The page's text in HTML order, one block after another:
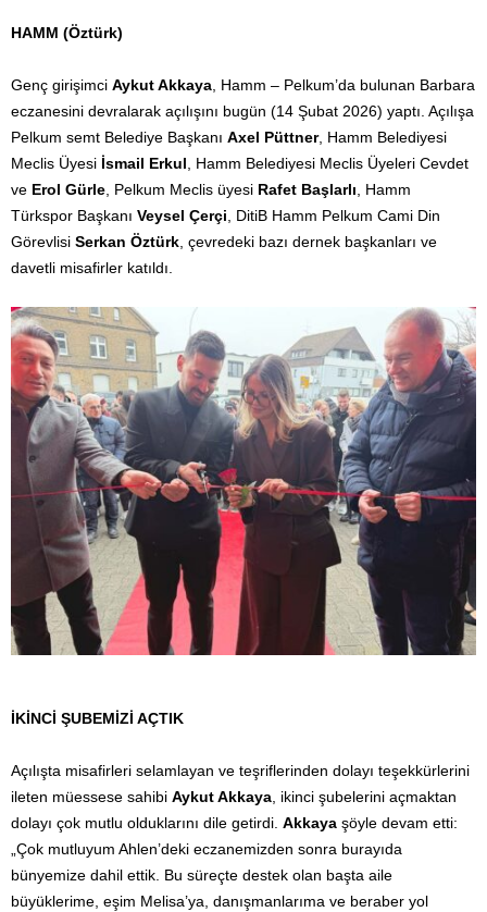
HAMM (Öztürk)
Genç girişimci Aykut Akkaya , Hamm – Pelkum’da bulunan Barbara
eczanesini devralarak açılışını bugün (14 Şubat 2026) yaptı. Açılışa
Pelkum semt Belediye Başkanı Axel Püttner, Hamm Belediyesi
Meclis Üyesi İsmail Erkul , Hamm Belediyesi Meclis Üyeleri Cevdet
ve Erol Gürle , Pelkum Meclis üyesi Rafet Başlarlı , Hamm
Türkspor Başkanı Veysel Çerçi , DitiB Hamm Pelkum Cami Din
Görevlisi Serkan Öztürk , çevredeki bazı dernek başkanları ve
davetli misafirler katıldı.
İKİNCİ ŞUBEMİZİ AÇTIK
Açılışta misafirleri selamlayan ve teşriflerinden dolayı teşekkürlerini
ileten müessese sahibi Aykut Akkaya , ikinci şubelerini açmaktan
dolayı çok mutlu olduklarını dile getirdi. Akkaya şöyle devam etti:
„Çok mutluyum Ahlen’deki eczanemizden sonra burayıda
bünyemize dahil ettik. Bu süreçte destek olan başta aile
büyüklerime, eşim Melisa’ya, danışmanlarıma ve beraber yol